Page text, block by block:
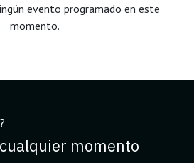
evento programado en este
momento.
momento